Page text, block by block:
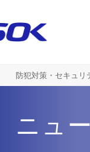
防犯対策・セキュ
ニュ